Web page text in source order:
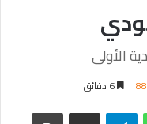
الأولى
واتساب تيلقرام مشاركة عبر البريد